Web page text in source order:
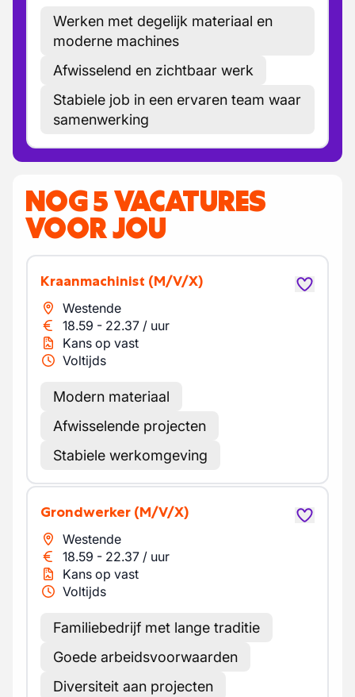
Werken met degelijk materiaal en
moderne machines
Afwisselend en zichtbaar werk
Stabiele job in een ervaren team waar
samenwerking
NOG 5 VACATURES
VOOR JOU
Kraanmachinist (M/V/X)
Westende
18.59 - 22.37 / uur
Kans op vast
Voltijds
Modern materiaal
Afwisselende projecten
Stabiele werkomgeving
Grondwerker (M/V/X)
Westende
18.59 - 22.37 / uur
Kans op vast
Voltijds
Familiebedrijf met lange traditie
Goede arbeidsvoorwaarden
Diversiteit aan projecten